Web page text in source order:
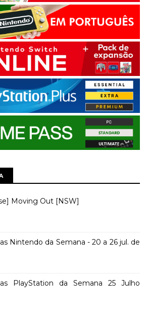
Moving Out [NSW]
Nintendo da Semana - 20 a 26 jul. de
PlayStation da Semana 25 Julho